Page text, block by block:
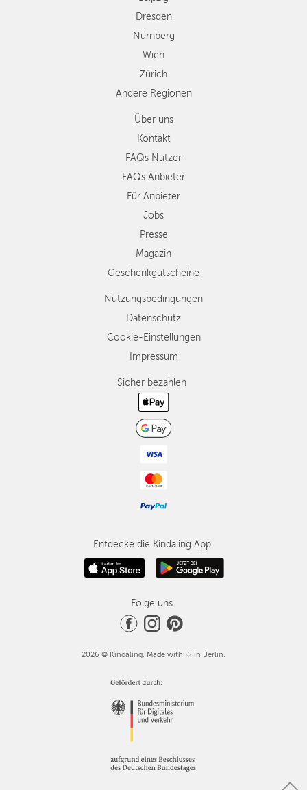
Dresden
Nürnberg
Wien
Zürich
Andere Regionen
Über uns
Kontakt
FAQs Nutzer
FAQs Anbieter
Für Anbieter
Jobs
Presse
Magazin
Geschenkgutscheine
Nutzungsbedingungen
Datenschutz
Cookie-Einstellungen
Impressum
Sicher bezahlen
Entdecke die Kindaling App
Folge uns
2026 © Kindaling. Made with ♡ in Berlin.